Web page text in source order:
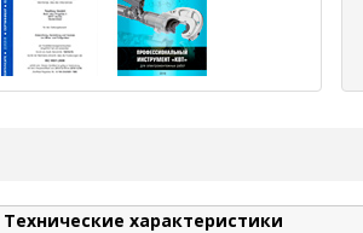
Технические характеристики